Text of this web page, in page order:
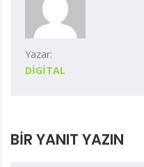
Yazar:
DIGITAL
BIR YANIT YAZIN